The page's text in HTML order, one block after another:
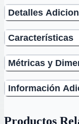
Detalles
Características
Métricas y
Información
Productos